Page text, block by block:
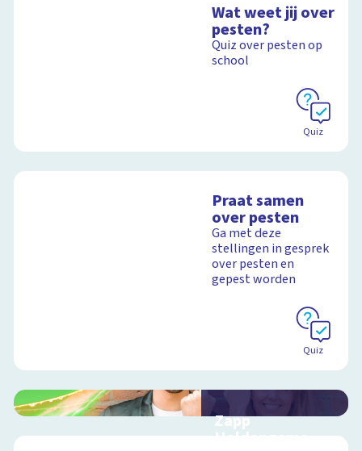
Wat weet jij over
pesten?
Quiz over pesten op
school
Quiz
Praat samen
over pesten
Ga met deze
stellingen in gesprek
over pesten en
gepest worden
Quiz
Zapp
Heldengame